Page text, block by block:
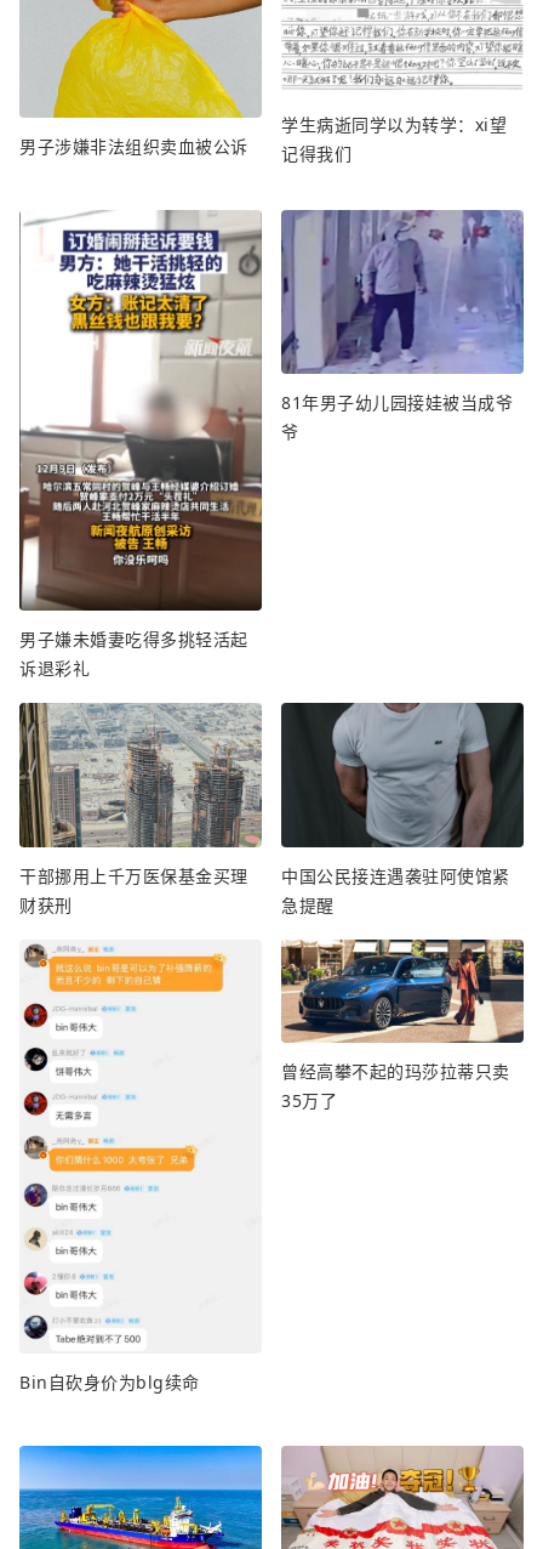
男子涉嫌非法组织卖血被公诉
学生病逝同学以为转学：xi望
记得我们
男子嫌未婚妻吃得多挑轻活起
诉退彩礼
81年男子幼儿园接娃被当成爷
爷
干部挪用上千万医保基金买理
财获刑
中国公民接连遇袭驻阿使馆紧
急提醒
Bin自砍身价为blg续命
曾经高攀不起的玛莎拉蒂只卖
35万了